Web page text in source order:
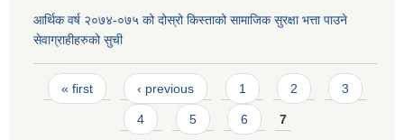
आर्थिक वर्ष २०७४-०७५ को दोस्रो किस्ताको सामाजिक सुरक्षा भत्ता पाउने
सेवाग्राहीहरुको सुची
Pages
« first ‹ previous 1 2 3
4 5 6 7